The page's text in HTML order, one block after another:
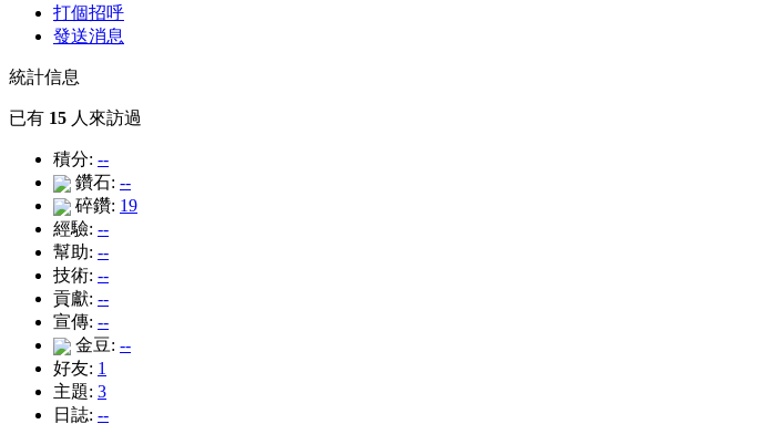
打個招呼
發送消息
統計信息
已有 15 人來訪過
積分: --
鑽石: --
碎鑽: 19
經驗: --
幫助: --
技術: --
貢獻: --
宣傳: --
金豆: --
好友: 1
主題: 3
日誌: --